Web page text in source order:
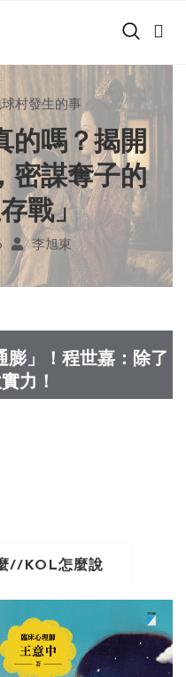
何說再見
生有限，愛
，爭執嫉妒
笑
鐘穎
老師輕鬆教
請假？岑澎
小學》看見
困境！
魏妏秦
提升自我
乎？心理師
種「親密錯
羅子琦
村發生的事
的嗎？揭開
密謀奪子的
戰」
李旭東
！程世嘉：除了
！
怎麼說